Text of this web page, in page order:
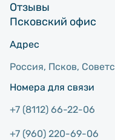
Отзывы
Псковский офис
Адрес
Россия, Псков,
Номера для связи
+7 (8112) 66-22-06
+7 (960) 220-69-06